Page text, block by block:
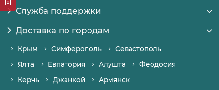
Служба поддержки
Доставка по городам
Крым Симферополь
Севастополь
Ялта
Евпатория Алушта
Феодосия
Керчь
Джанкой
Армянск